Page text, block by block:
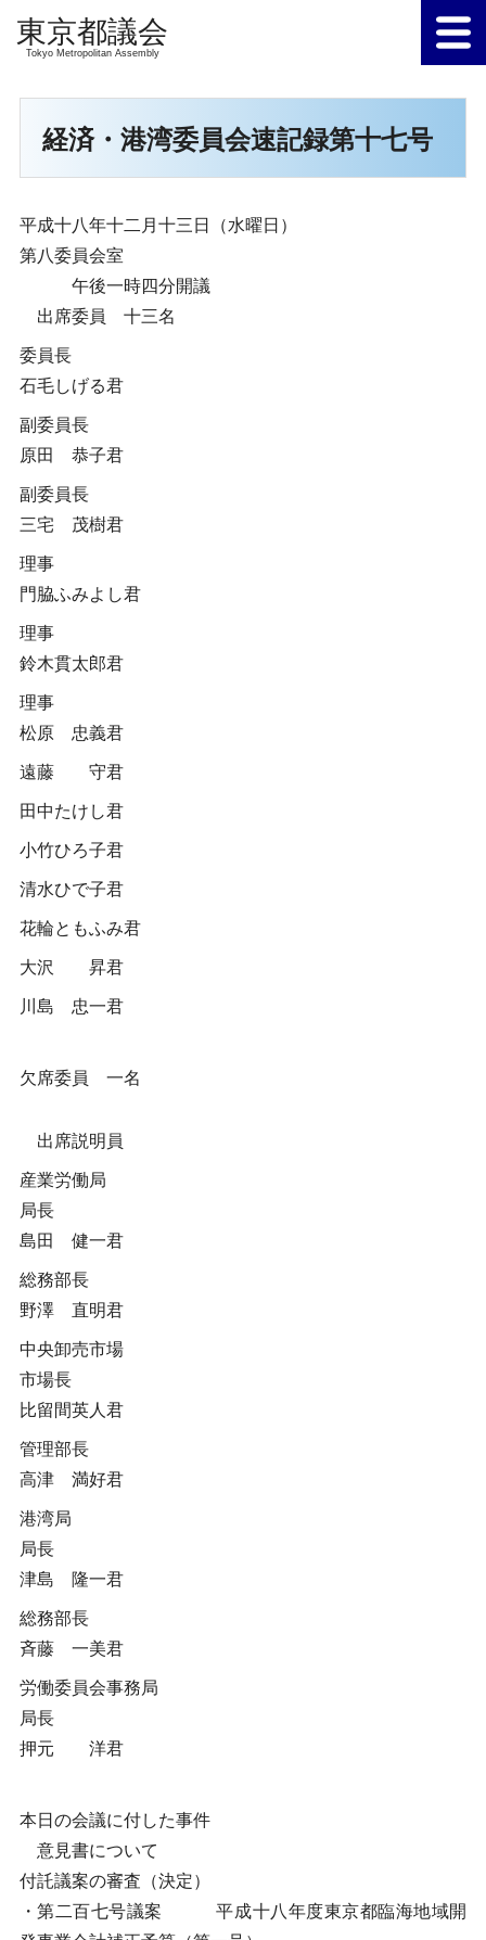
Tokyo Metropolitan Assembly
経済・港湾委員会速記録第十七号
平成十八年十二月十三日（水曜日）
第八委員会室
午後一時四分開議
出席委員 十三名
委員長
石毛しげる君
副委員長
原田 恭子君
副委員長
三宅 茂樹君
理事
門脇ふみよし君
理事
鈴木貫太郎君
理事
松原 忠義君
遠藤 守君
田中たけし君
小竹ひろ子君
清水ひで子君
花輪ともふみ君
大沢 昇君
川島 忠一君
欠席委員 一名
出席説明員
産業労働局
局長
島田 健一君
総務部長
野澤 直明君
中央卸売市場
市場長
比留間英人君
管理部長
高津 満好君
港湾局
局長
津島 隆一君
総務部長
斉藤 一美君
労働委員会事務局
局長
押元 洋君
本日の会議に付した事件
意見書について
付託議案の審査（決定）
・第二百七号議案 平成十八年度東京都臨海地域開